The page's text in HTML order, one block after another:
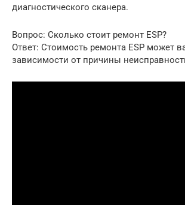
диагностического сканера.
Вопрос: Сколько стоит ремонт ESP?
Ответ: Стоимость ремонта ESP может
зависимости от причины